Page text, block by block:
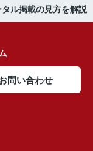
ル掲載の見方を解説
問い合わせ